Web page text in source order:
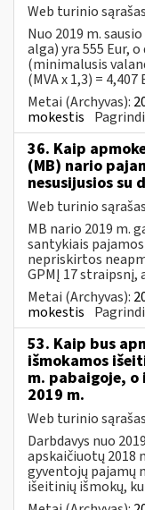
Web turinio sąrašas
Nuo 2019 m.
alga) yra 555 Eur, o
(minimalusis
(MVA x 1,3) = 4,407
Metai (Archyvas):
mokestis
36. Kaip
(MB) nario
nesusijusios su
Web turinio sąrašas
MB nario 2019 m.
santykiais
nepriskirtos
GPMĮ 17
Metai (Archyvas):
mokestis
53. Kaip bus
išmokamos
m. pabaigoje,
2019 m.
Web turinio sąrašas
Darbdavys nuo
apskaičiuotų 2018
gyventojų pajamų
išeitinių išmokų,